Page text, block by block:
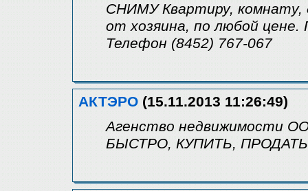
СНИМУ Квартиру, комнату,
от хозяина, по любой
Телефон (8452) 767-067
АКТЭРО (15.11.2013 11:26:49)
Агенство недвижимости
БЫСТРО, КУПИТЬ, ПРОДАТЬ,